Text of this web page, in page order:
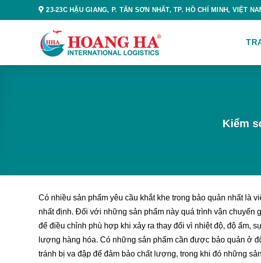
to
23-23C HẬU GIANG, P. TÂN SƠN NHẤT, TP. HỒ CHÍ MINH, VIỆT
Kiểm
Có nhiều sản phẩm yêu cầu khắt khe trong bảo quản nhất là
nhất định. Đối với những sản phẩm này quá trình vận chuyển
để điều chỉnh phù hợp khi xảy ra thay đổi vì nhiệt độ, độ ẩm,
lượng hàng hóa. Có những sản phẩm cần được bảo quản ở
tránh bị va đập để đảm bảo chất lượng, trong khi đó những